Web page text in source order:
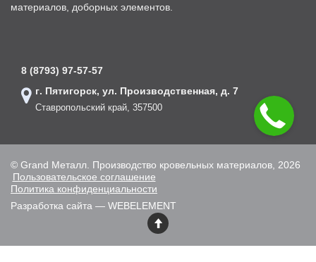
материалов, доборных элементов.
8 (8793) 97-57-57
г. Пятигорск, ул. Производственная, д. 7
Ставропольский край, 357500
© Grand Металл. Производство кровельных материалов, 2026
Пользовательское соглашение
Политика конфиденциальности
Разработка сайта — WEBELEMENT